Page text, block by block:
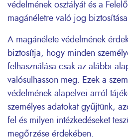
védelmének osztályát és a
magánéletre való jog
A magánélete védelmének
biztosítja, hogy minden
felhasználása csak az alábbi
valósulhasson meg. Ezek a
védelmének alapelvei arról
személyes adatokat gyűjtünk,
fel és milyen intézkedéseket
megőrzése érdekében.